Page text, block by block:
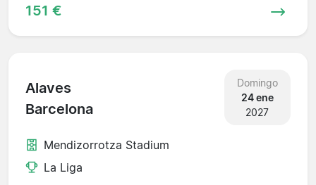
151 €
Alaves
Barcelona
Domingo
24 ene
2027
Mendizorrotza Stadium
La Liga